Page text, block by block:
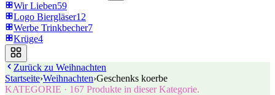
Wir Lieben59
Logo Biergläser12
Werbe Trinkbecher7
Krüge4
Zurück zu Weihnachten
Startseite›Weihnachten›Geschenks koerbe
KATEGORIE · 167 Produkte in dieser Kategorie.